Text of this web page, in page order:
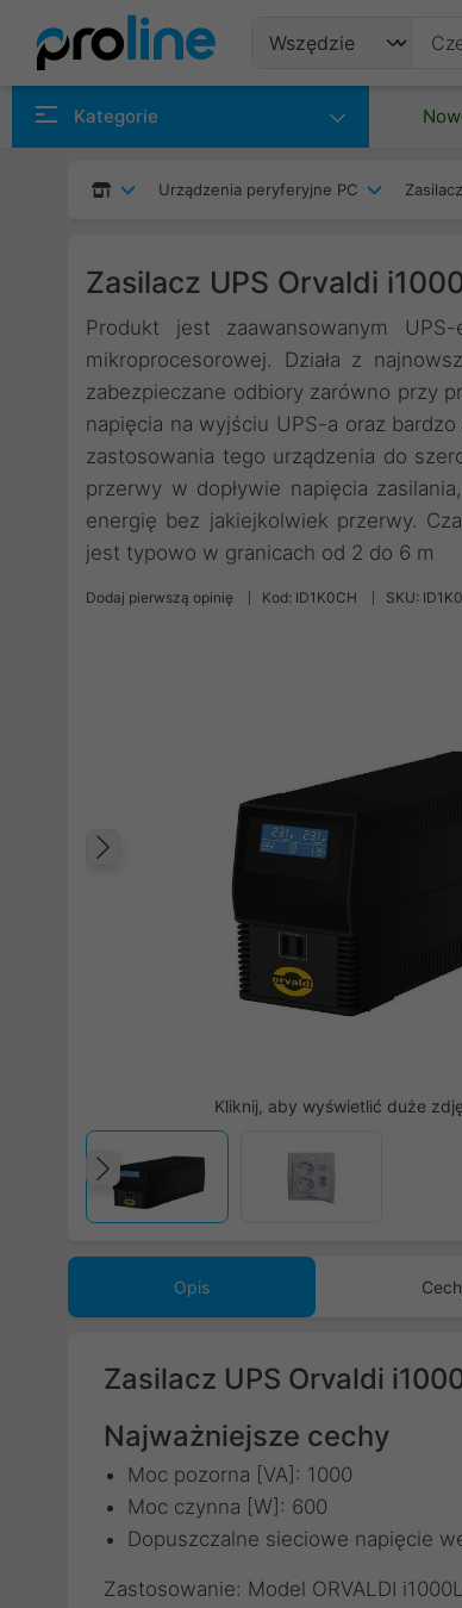
Kategorie
Urządzenia peryferyjne PC
Zasilacz UPS Orvaldi
Produkt jest zaawansowanym
mikroprocesorowej. Działa z
zabezpieczane odbiory zarówno przy
napięcia na wyjściu UPS-a oraz
zastosowania tego urządzenia do
przerwy w dopływie napięcia
energię bez jakiejkolwiek przerwy.
jest typowo w granicach od 2 do 6 m
Dodaj pierwszą opinię Kod: ID1K0CH SKU:
Poprzedni
Kliknij, aby wyświetlić duże
Poprzedni
Opis
Zasilacz UPS Orvaldi
Najważniejsze cechy
Moc pozorna [VA]: 1000
Moc czynna [W]: 600
Dopuszczalne sieciowe napięcie
Zastosowanie: Model ORVALDI